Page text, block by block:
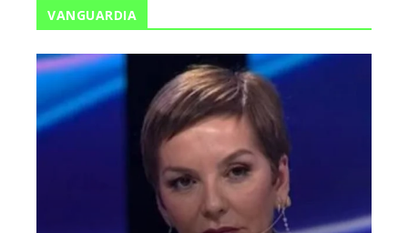
VANGUARDIA